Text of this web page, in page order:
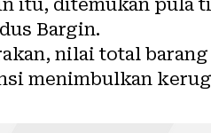
itu, ditemukan pula
Bargin.
nilai total barang
menimbulkan